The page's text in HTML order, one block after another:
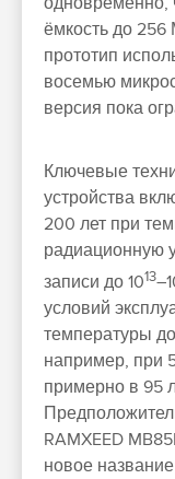
ёмкость до
прототип
восемью
версия пока
Ключевые
устройства
200 лет при
радиационную
записи до 1013
условий
температуры
например, при
примерно в 95
RAMXEED
новое